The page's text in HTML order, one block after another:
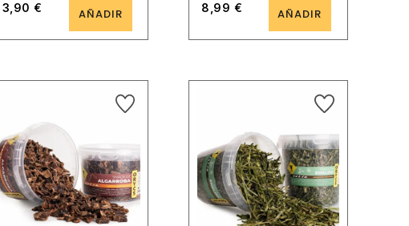
3,90 € AÑADIR 8,99 € AÑADIR